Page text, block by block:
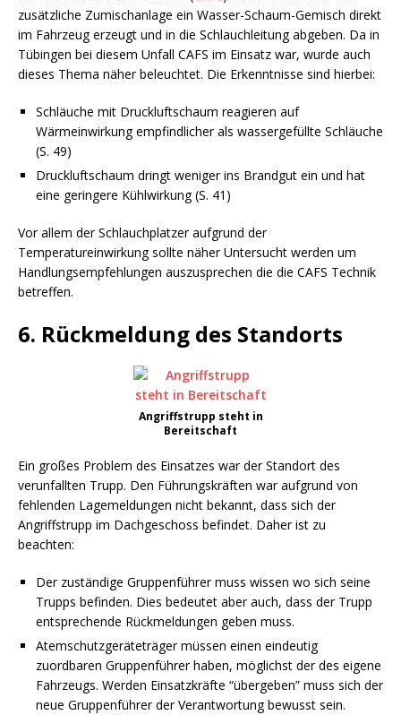
zusätzliche Zumischanlage ein Wasser-Schaum-Gemisch direkt
im Fahrzeug erzeugt und in die Schlauchleitung abgeben. Da in
Tübingen bei diesem Unfall CAFS im Einsatz war, wurde auch
dieses Thema näher beleuchtet. Die Erkenntnisse sind hierbei:
Schläuche mit Druckluftschaum reagieren auf
Wärmeinwirkung empfindlicher als wassergefüllte Schläuche
(S. 49)
Druckluftschaum dringt weniger ins Brandgut ein und hat
eine geringere Kühlwirkung (S. 41)
Vor allem der Schlauchplatzer aufgrund der
Temperatureinwirkung sollte näher Untersucht werden um
Handlungsempfehlungen auszusprechen die die CAFS Technik
betreffen.
6. Rückmeldung des Standorts
Angriffstrupp steht in
Bereitschaft
Ein großes Problem des Einsatzes war der Standort des
verunfallten Trupp. Den Führungskräften war aufgrund von
fehlenden Lagemeldungen nicht bekannt, dass sich der
Angriffstrupp im Dachgeschoss befindet. Daher ist zu
beachten:
Der zuständige Gruppenführer muss wissen wo sich seine
Trupps befinden. Dies bedeutet aber auch, dass der Trupp
entsprechende Rückmeldungen geben muss.
Atemschutzgeräteträger müssen einen eindeutig
zuordbaren Gruppenführer haben, möglichst der des eigene
Fahrzeugs. Werden Einsatzkräfte “übergeben” muss sich der
neue Gruppenführer der Verantwortung bewusst sein.